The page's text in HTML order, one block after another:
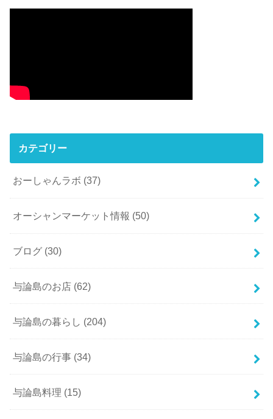
カテゴリー
おーしゃんラボ (37)
オーシャンマーケット情報 (50)
ブログ (30)
与論島のお店 (62)
与論島の暮らし (204)
与論島の行事 (34)
与論島料理 (15)